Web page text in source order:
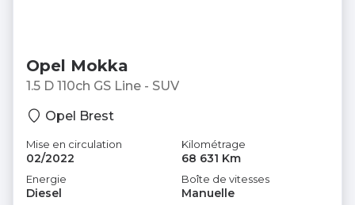
Opel Mokka
1.5 D 110ch GS Line - SUV
Opel Brest
Mise en circulation
02/2022
Kilométrage
68 631 Km
Energie
Diesel
Boîte de vitesses
Manuelle